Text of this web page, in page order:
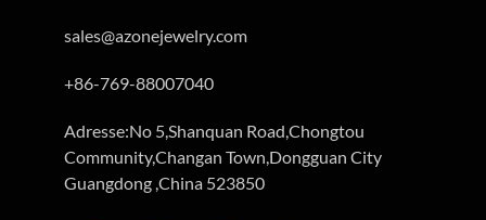
sales@azonejewelry.com
+86-769-88007040
Adresse:No 5,Shanquan Road,Chongtou
Community,Changan Town,Dongguan City
Guangdong ,China 523850